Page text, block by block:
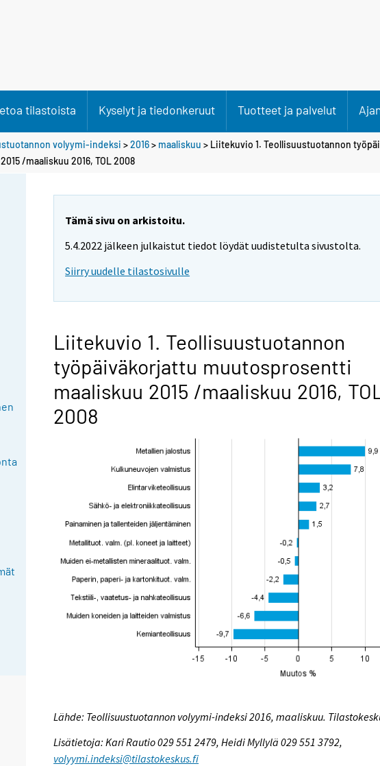
tilastoista Kyselyt ja tiedonkeruut Tuotteet ja palvelut
volyymi-indeksi >2016> maaliskuu > Liitekuvio 1. Teollisuustuotannon
/maaliskuu 2016, TOL 2008
Tämä sivu on arkistoitu.
5.4.2022 jälkeen julkaistut tiedot löydät uudistetulta sivustolta.
Siirry uudelle tilastosivulle
Liitekuvio 1. Teollisuustuotannon
työpäiväkorjattu muutosprosentti
maaliskuu 2015 /maaliskuu 2016,
2008
Lähde: Teollisuustuotannon volyymi-indeksi 2016, maaliskuu.
Lisätietoja: Kari Rautio 029 551 2479, Heidi Myllylä 029 551 3792,
volyymi.indeksi@tilastokeskus.fi